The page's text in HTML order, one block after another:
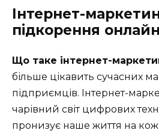
Інтернет-
підкорення
Що таке інтернет-
більше цікавить сучасних
підприємців. Інтернет-
чарівний світ цифрових
пронизує наше життя на